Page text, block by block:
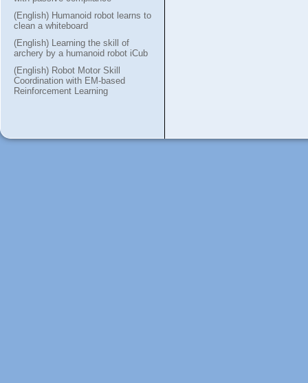
(English) Humanoid robot learns to
clean a whiteboard
(English) Learning the skill of
archery by a humanoid robot iCub
(English) Robot Motor Skill
Coordination with EM-based
Reinforcement Learning